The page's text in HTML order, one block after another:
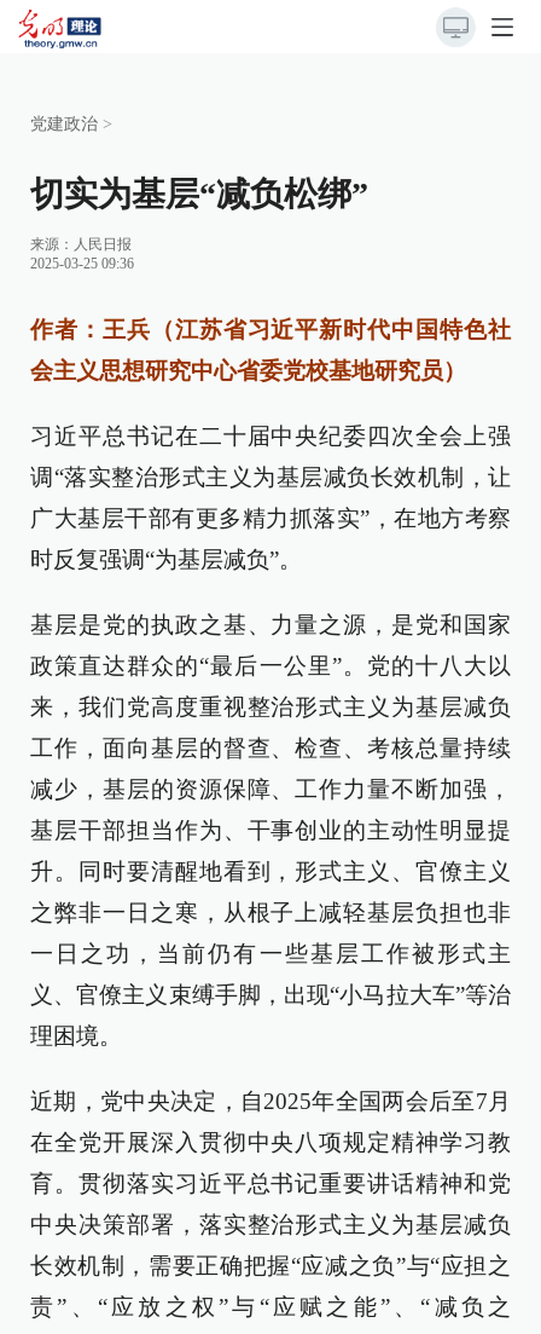
党建政治 >
切实为基层“减负松绑”
来源： 人民日报
2025-03-25 09:36
作者：王兵（江苏省习近平新时代中国特色社
会主义思想研究中心省委党校基地研究员）
习近平总书记在二十届中央纪委四次全会上强
调“落实整治形式主义为基层减负长效机制，让
广大基层干部有更多精力抓落实”，在地方考察
时反复强调“为基层减负”。
基层是党的执政之基、力量之源，是党和国家
政策直达群众的“最后一公里”。党的十八大以
来，我们党高度重视整治形式主义为基层减负
工作，面向基层的督查、检查、考核总量持续
减少，基层的资源保障、工作力量不断加强，
基层干部担当作为、干事创业的主动性明显提
升。同时要清醒地看到，形式主义、官僚主义
之弊非一日之寒，从根子上减轻基层负担也非
一日之功，当前仍有一些基层工作被形式主
义、官僚主义束缚手脚，出现“小马拉大车”等治
理困境。
近期，党中央决定，自2025年全国两会后至7月
在全党开展深入贯彻中央八项规定精神学习教
育。贯彻落实习近平总书记重要讲话精神和党
中央决策部署，落实整治形式主义为基层减负
长效机制，需要正确把握“应减之负”与“应担之
责”、“应放之权”与“应赋之能”、“减负之